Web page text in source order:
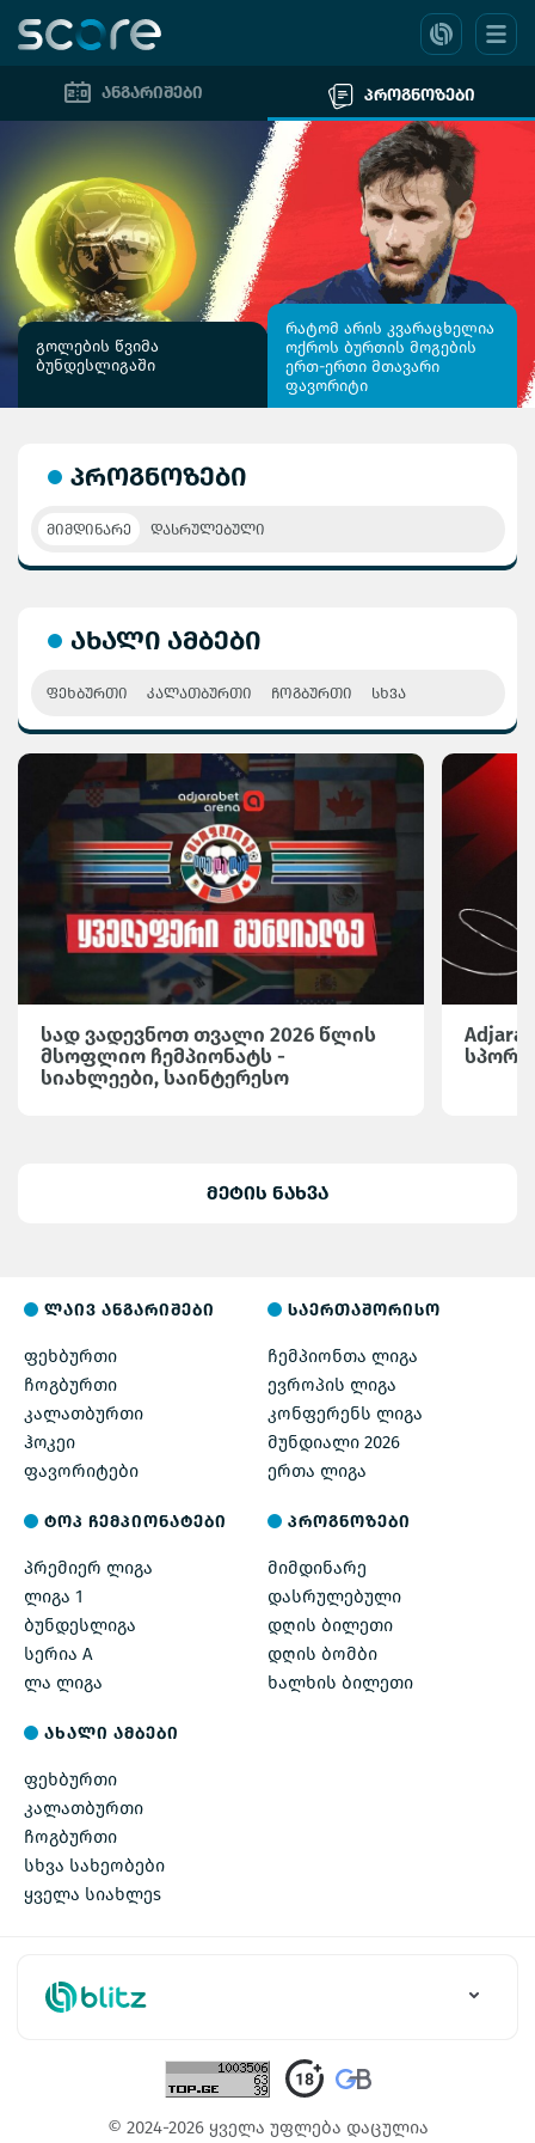
ანგარიშები პროგნოზები
გოლების წვიმა
ბუნდესლიგაში
რატომ არის კვარაცხელია
ოქროს ბურთის მოგების
ერთ-ერთი მთავარი
ფავორიტი
პროგნოზები
ᲛᲘᲛᲓᲘᲜᲐᲠᲔ ᲓᲐᲡᲠᲣᲚᲔᲑᲣᲚᲘ
ახალი ამბები
ᲤᲔᲮᲑᲣᲠᲗᲘ ᲙᲐᲚᲐᲗᲑᲣᲠᲗᲘ ᲩᲝᲒᲑᲣᲠᲗᲘ ᲡᲮᲕᲐ
სად ვადევნოთ თვალი 2026 წლის
მსოფლიო ჩემპიონატს -
სიახლეები, საინტერესო
მეტის ნახვა
ლაივ ანგარიშები
ფეხბურთი
ჩოგბურთი
კალათბურთი
ჰოკეი
ფავორიტები
საერთაშორისო
ჩემპიონთა ლიგა
ევროპის ლიგა
კონფერენს ლიგა
მუნდიალი 2026
ერთა ლიგა
ტოპ ჩემპიონატები
პრემიერ ლიგა
ლიგა 1
ბუნდესლიგა
სერია A
ლა ლიგა
პროგნოზები
მიმდინარე
დასრულებული
დღის ბილეთი
დღის ბომბი
ხალხის ბილეთი
ახალი ამბები
ფეხბურთი
კალათბურთი
ჩოგბურთი
სხვა სახეობები
ყველა სიახლეs
© 2024-2026 ყველა უფლება დაცულია